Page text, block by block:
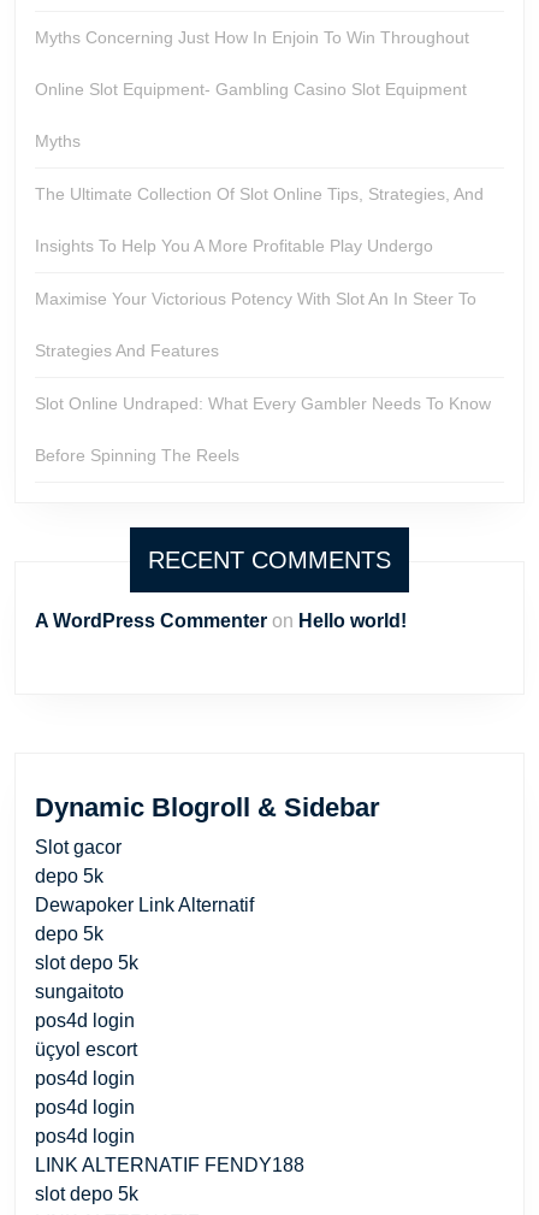
Myths Concerning Just How In Enjoin To Win Throughout
Online Slot Equipment- Gambling Casino Slot Equipment
Myths
The Ultimate Collection Of Slot Online Tips, Strategies, And
Insights To Help You A More Profitable Play Undergo
Maximise Your Victorious Potency With Slot An In Steer To
Strategies And Features
Slot Online Undraped: What Every Gambler Needs To Know
Before Spinning The Reels
RECENT COMMENTS
A WordPress Commenter on Hello world!
Dynamic Blogroll & Sidebar
Slot gacor
depo 5k
Dewapoker Link Alternatif
depo 5k
slot depo 5k
sungaitoto
pos4d login
üçyol escort
pos4d login
pos4d login
pos4d login
LINK ALTERNATIF FENDY188
slot depo 5k